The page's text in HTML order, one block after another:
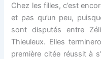
Chez les filles, c’est
et pas qu’un peu,
sont disputés entre
Thieuleux. Elles
première citée réussit à